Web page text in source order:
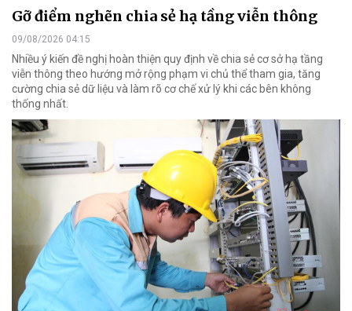
Gỡ điểm nghẽn chia sẻ hạ tầng viễn thông
09/08/2026 04:15
Nhiều ý kiến đề nghị hoàn thiện quy định về chia sẻ cơ sở hạ tầng
viễn thông theo hướng mở rộng phạm vi chủ thể tham gia, tăng
cường chia sẻ dữ liệu và làm rõ cơ chế xử lý khi các bên không
thống nhất.